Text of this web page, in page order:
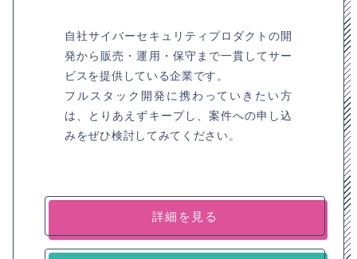
自社サイバーセキュリティプロダクトの開
発から販売・運用・保守まで一貫してサー
ビスを提供している企業です。
フルスタック開発に携わっていきたい方
は、とりあえずキープし、案件への申し込
みをぜひ検討してみてください。
詳細を見る